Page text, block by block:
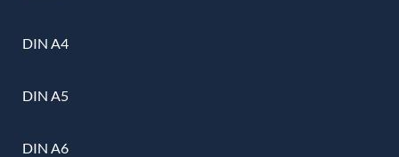
DIN A4
DIN A5
DIN A6